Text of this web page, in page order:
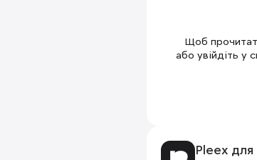
Щоб
або увійдіть у
Pleex